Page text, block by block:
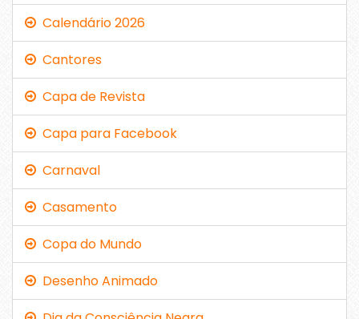
Calendário 2026
Cantores
Capa de Revista
Capa para Facebook
Carnaval
Casamento
Copa do Mundo
Desenho Animado